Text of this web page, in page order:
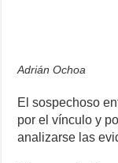
Adrián Ochoa
El sospechoso
por el vínculo y
analizarse las